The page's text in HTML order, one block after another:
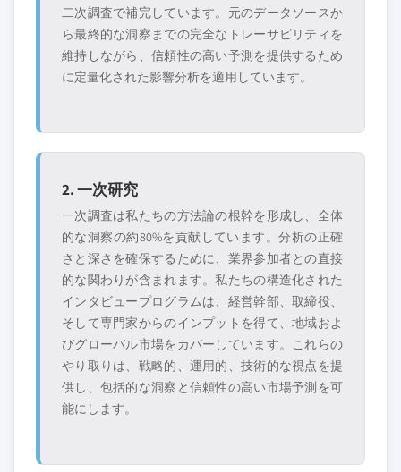
二次調査で補完しています。元のデータソースか
ら最終的な洞察までの完全なトレーサビリティを
維持しながら、信頼性の高い予測を提供するため
に定量化された影響分析を適用しています。
2. 一次研究
一次調査は私たちの方法論の根幹を形成し、全体
的な洞察の約80%を貢献しています。分析の正確
さと深さを確保するために、業界参加者との直接
的な関わりが含まれます。私たちの構造化された
インタビュープログラムは、経営幹部、取締役、
そして専門家からのインプットを得て、地域およ
びグローバル市場をカバーしています。これらの
やり取りは、戦略的、運用的、技術的な視点を提
供し、包括的な洞察と信頼性の高い市場予測を可
能にします。